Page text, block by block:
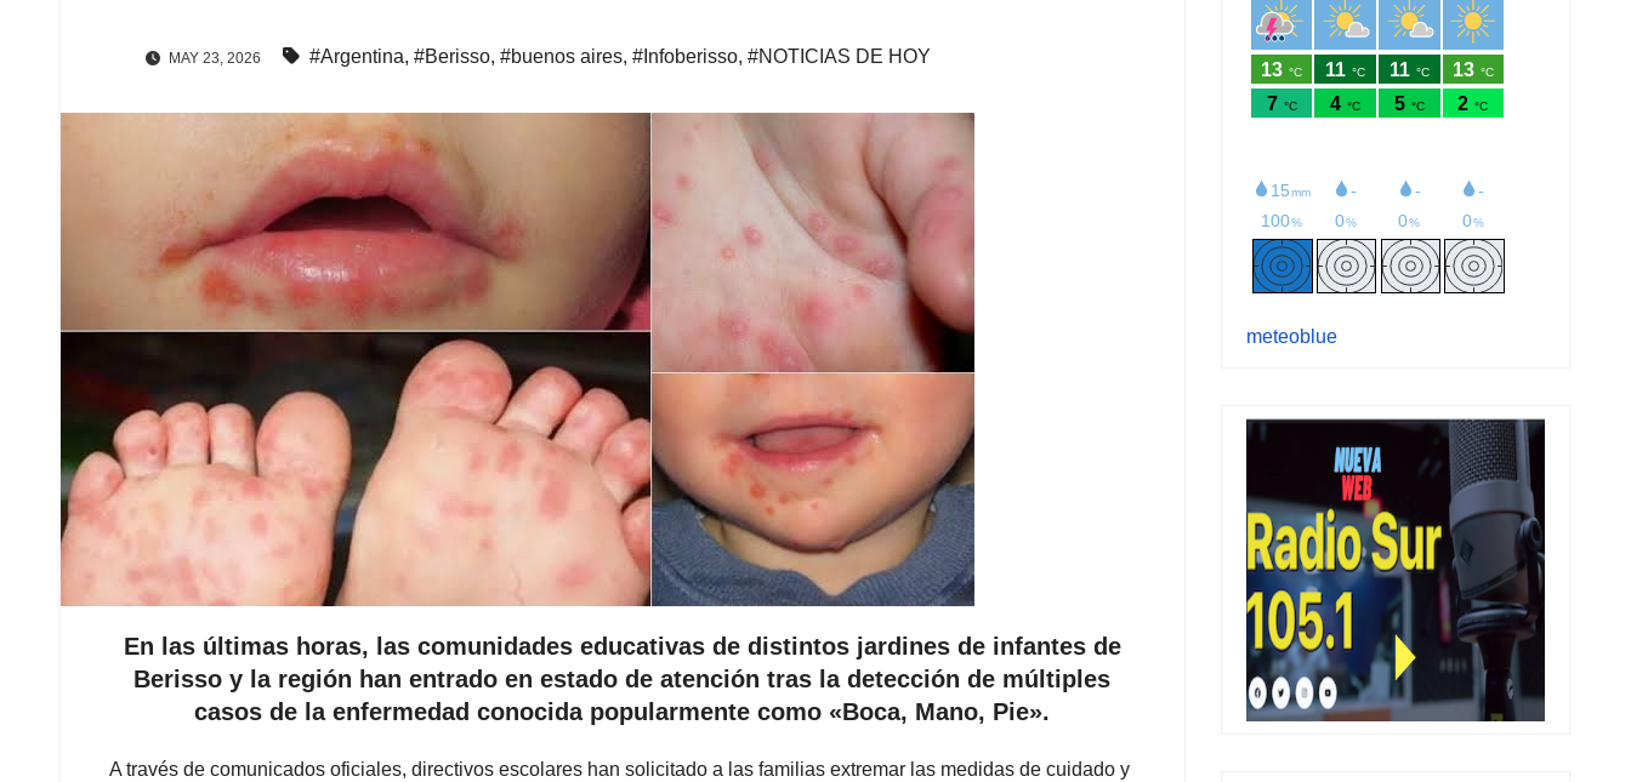
MAY 23, 2026 #Argentina, #Berisso, #buenos aires, #Infoberisso, #NOTICIAS DE HOY
En las últimas horas, las comunidades educativas de distintos jardines de infantes de
Berisso y la región han entrado en estado de atención tras la detección de múltiples
casos de la enfermedad conocida popularmente como «Boca, Mano, Pie».
A través de comunicados oficiales, directivos escolares han solicitado a las familias extremar las medidas de cuidado y
meteoblue